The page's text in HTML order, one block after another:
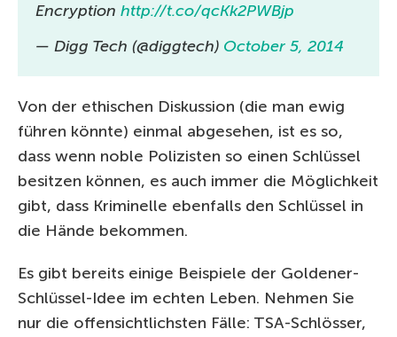
Encryption http://t.co/qcKk2PWBjp
— Digg Tech (@diggtech) October 5, 2014
Von der ethischen Diskussion (die man ewig
führen könnte) einmal abgesehen, ist es so,
dass wenn noble Polizisten so einen Schlüssel
besitzen können, es auch immer die Möglichkeit
gibt, dass Kriminelle ebenfalls den Schlüssel in
die Hände bekommen.
Es gibt bereits einige Beispiele der Goldener-
Schlüssel-Idee im echten Leben. Nehmen Sie
nur die offensichtlichsten Fälle: TSA-Schlösser,